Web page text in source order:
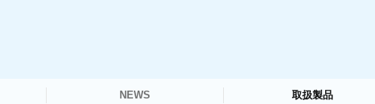
NEWS 取扱製品